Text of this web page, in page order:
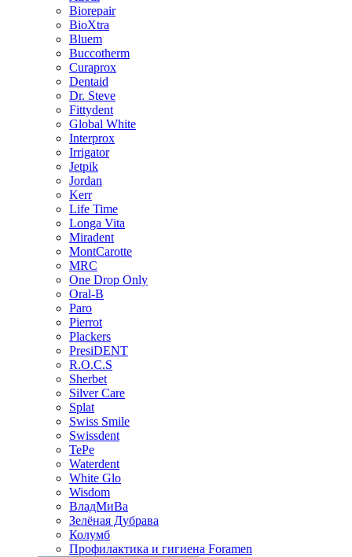
Biorepair
BioXtra
Bluem
Buccotherm
Curaprox
Dentaid
Dr. Steve
Fittydent
Global White
Interprox
Irrigator
Jetpik
Jordan
Kerr
Life Time
Longa Vita
Miradent
MontCarotte
MRC
One Drop Only
Oral-B
Paro
Pierrot
Plackers
PresiDENT
R.O.C.S
Sherbet
Silver Care
Splat
Swiss Smile
Swissdent
TePe
Waterdent
White Glo
Wisdom
ВладМиВа
Зелёная Дубрава
Колумб
Профилактика и гигиена Foramen